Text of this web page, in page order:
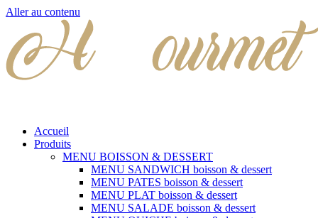
Aller au contenu
Accueil
Produits
MENU BOISSON & DESSERT
MENU SANDWICH boisson & dessert
MENU PATES boisson & dessert
MENU PLAT boisson & dessert
MENU SALADE boisson & dessert